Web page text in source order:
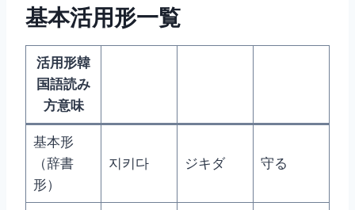
基本活用形一覧
活用形韓
国語読み
方意味
基本形
（辞書
形）
지키다 ジキダ 守る